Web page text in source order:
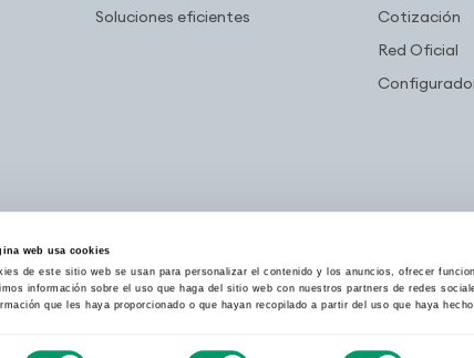
web usa cookies
de este sitio web se usan para personalizar el contenido y los anuncios, ofrecer
información sobre el uso que haga del sitio web con nuestros partners de redes
que les haya proporcionado o que hayan recopilado a partir del uso que haya
Soluciones eficientes
Cotización
Red Oficial